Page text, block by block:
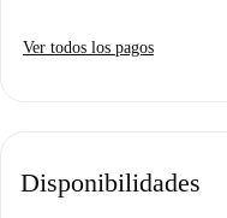
Ver todos los pagos
Disponibilidades